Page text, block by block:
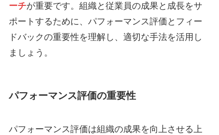
ーチが重要です。組織と従業員の成果と成長をサ
ポートするために、パフォーマンス評価とフィー
ドバックの重要性を理解し、適切な手法を活用し
ましょう。
パフォーマンス評価の重要性
パフォーマンス評価は組織の成果を向上させる上